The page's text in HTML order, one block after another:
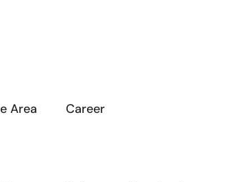
Area Career